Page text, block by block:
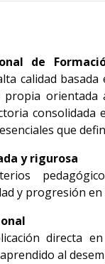
calidad
orientada
que
y rigurosa
y progresión en
directa
al